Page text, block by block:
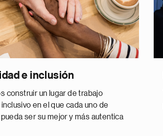
e inclusión
construir un lugar de trabajo
en el que cada uno de
ser su mejor y más autentica